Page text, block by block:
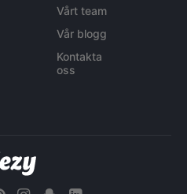
Vårt team
Vår blogg
Kontakta
oss